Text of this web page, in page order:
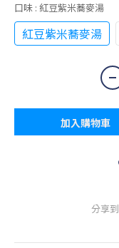
口味 : 紅豆紫米蕎麥湯
紅豆紫米蕎麥湯
加入購物車
分享到